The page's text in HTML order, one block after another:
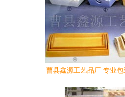
曹县鑫源工艺品厂 专业